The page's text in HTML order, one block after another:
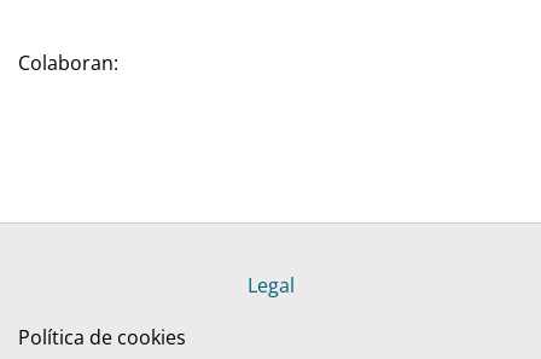
Colaboran:
Legal
Política de cookies